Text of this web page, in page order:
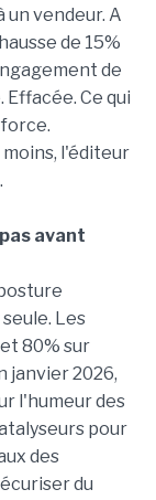
vendeur. A
de 15%
de
Ce qui
moins, l'éditeur
avant
Les
80% sur
janvier 2026,
l'humeur des
pour
des
du